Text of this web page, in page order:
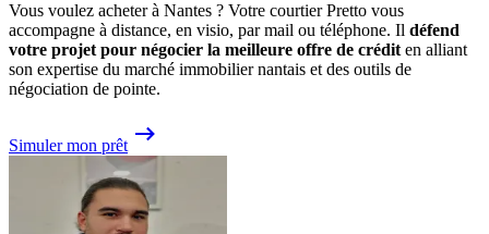
Vous voulez acheter à Nantes ? Votre courtier Pretto vous
accompagne à distance, en visio, par mail ou téléphone. Il défend
votre projet pour négocier la meilleure offre de crédit en alliant
son expertise du marché immobilier nantais et des outils de
négociation de pointe.
Simuler mon prêt